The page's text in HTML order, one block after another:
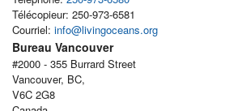
Télécopieur: 250-973-6581
Courriel: info@livingoceans.org
Bureau Vancouver
#2000 - 355 Burrard Street
Vancouver, BC,
V6C 2G8